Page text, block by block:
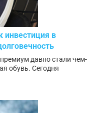
инвестиция в
давно стали чем-
обувь. Сегодня